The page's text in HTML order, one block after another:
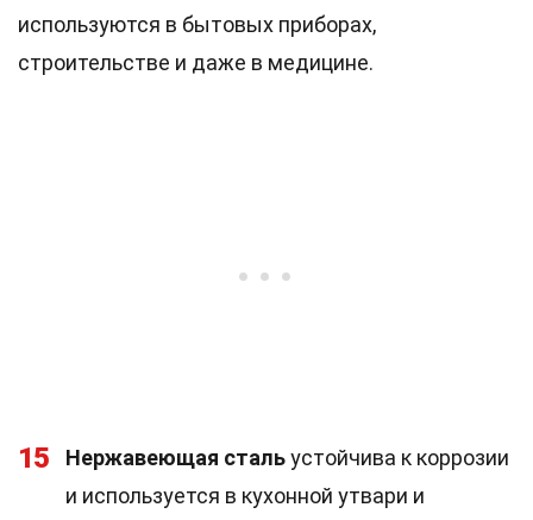
используются в бытовых приборах,
строительстве и даже в медицине.
15 Нержавеющая стальустойчива к коррозии
и используется в кухонной утвари и